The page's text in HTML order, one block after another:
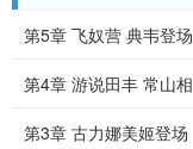
第5章 飞奴营 典韦登场
第4章 游说田丰 常山相
第3章 古力娜美姬登场